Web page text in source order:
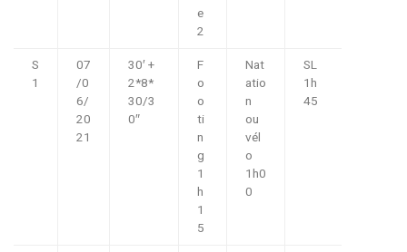
e
2
S
1
07
/0
6/
20
21
30′ +
2*8*
30/3
0″
F
o
o
ti
n
g
1
h
1
5
Nat
atio
n
ou
vél
o
1h0
0
SL
1h
45